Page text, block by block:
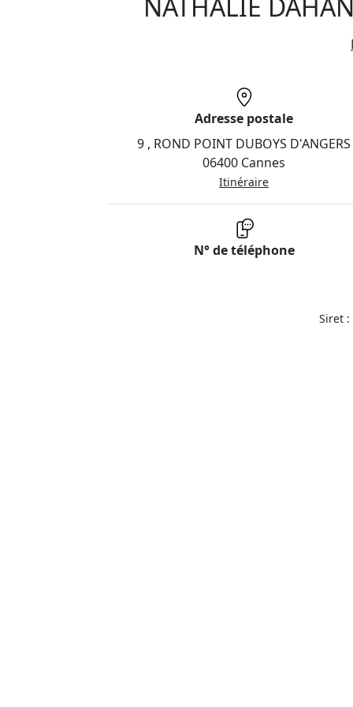
NATHALIE
Adresse postale
9 , ROND POINT DUBOYS D'ANGERS
06400 Cannes
Itinéraire
N° de téléphone
Siret :